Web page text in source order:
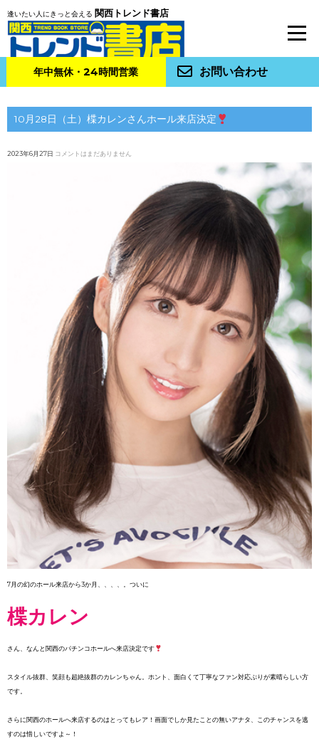
逢いたい人にきっと会える 関西トレンド書店
年中無休・24時間営業 お問い合わせ
10月28日（土）楪カレンさんホール来店決定
2023年6月27日 コメントはまだありません
7月の幻のホール来店から3か月、、、、。ついに
楪カレン
さん、なんと関西のパチンコホールへ来店決定です
スタイル抜群、笑顔も超絶抜群のカレンちゃん。ホント、面白くて丁寧なファン対応ぶりが素晴らしい方
です。
さらに関西のホールへ来店するのはとってもレア！画面でしか見たことの無いアナタ、このチャンスを逃
すのは惜しいですよ～！